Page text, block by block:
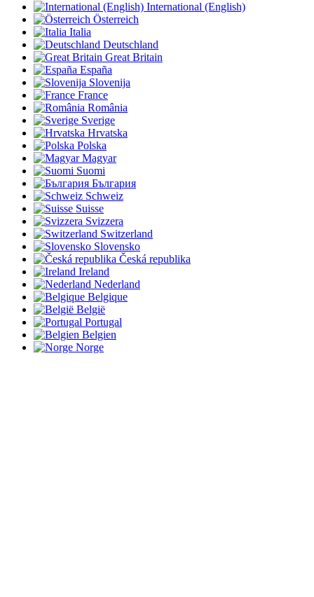
International (English)
Österreich
Italia
Deutschland
Great Britain
España
Slovenija
France
România
Sverige
Hrvatska
Polska
Magyar
Suomi
България
Schweiz
Suisse
Svizzera
Switzerland
Slovensko
Česká republika
Ireland
Nederland
Belgique
België
Portugal
Belgien
Norge